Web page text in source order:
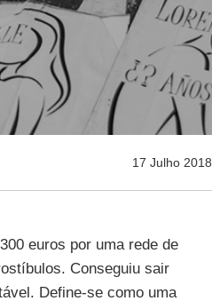
17 Julho 2018
euros por uma rede de
Conseguiu sair
Define-se como uma